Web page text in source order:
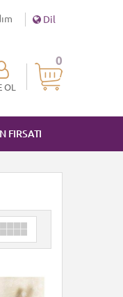
Dil
0
OL
FIRSATI